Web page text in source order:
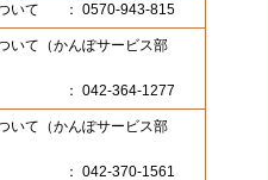
いて ： 0570-943-815
いて（かんぽサービス部
： 042-364-1277
いて（かんぽサービス部
： 042-370-1561